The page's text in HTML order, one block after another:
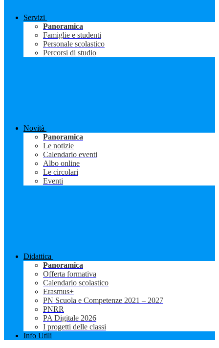
Servizi
Panoramica
Famiglie e studenti
Personale scolastico
Percorsi di studio
Novità
Panoramica
Le notizie
Calendario eventi
Albo online
Le circolari
Eventi
Didattica
Panoramica
Offerta formativa
Calendario scolastico
Erasmus+
PN Scuola e Competenze 2021 – 2027
PNRR
PA Digitale 2026
I progetti delle classi
Info Utili